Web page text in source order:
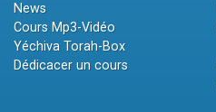
News
Cours Mp3-Vidéo
Yéchiva Torah-Box
Dédicacer un cours